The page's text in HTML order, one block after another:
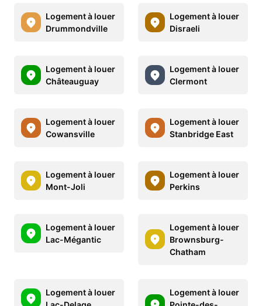
Logement à louer
Drummondville
Logement à louer
Disraeli
Logement à louer
Châteauguay
Logement à louer
Clermont
Logement à louer
Cowansville
Logement à louer
Stanbridge East
Logement à louer
Mont-Joli
Logement à louer
Perkins
Logement à louer
Lac-Mégantic
Logement à louer
Brownsburg-
Chatham
Logement à louer
Logement à louer